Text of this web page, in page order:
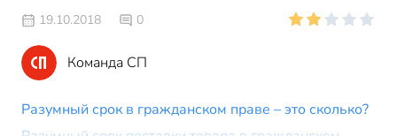
19.10.2018 0
Команда СП
Разумный срок в гражданском праве – это сколько?